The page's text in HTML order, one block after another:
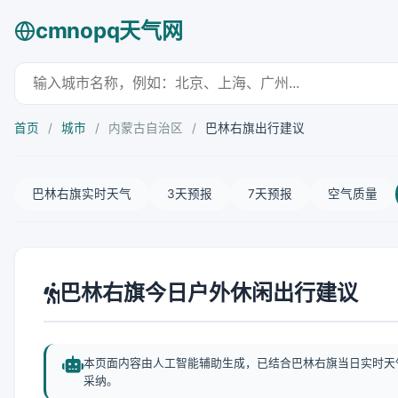
cmnopq天气网
首页 / 城市 / 内蒙古自治区 / 巴林右旗出行建议
巴林右旗实时天气 3天预报 7天预报 空气质量
巴林右旗今日户外休闲出行建议
本页面内容由人工智能辅助生成，已结合巴林右旗当日实时
采纳。